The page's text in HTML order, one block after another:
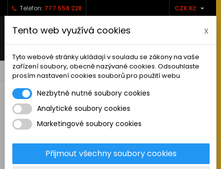
Telefon: 777 558 228 CZK Kč 
   shopping_cart0
RC AUTA
KAMIONY A NÁKLADNÍ AUTA
MAKETOVÉ DOPLŇKY
STAVEBNÍ STROJE
Tento web využívá cookies x
Tyto webové stránky ukládají v souladu se zákony na vaše
zařízení soubory, obecně nazývané cookies. Odsouhlaste
prosím nastavení cookies souborů pro použití webu.
Nezbytně nutné soubory cookies
Analytické soubory cookies
Marketingové soubory cookies
Přijmout všechny soubory cookies